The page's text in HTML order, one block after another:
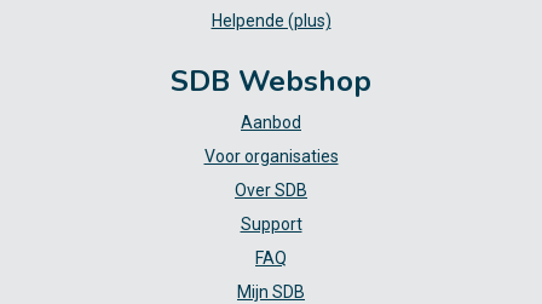
Helpende (plus)
SDB Webshop
Aanbod
Voor organisaties
Over SDB
Support
FAQ
Mijn SDB